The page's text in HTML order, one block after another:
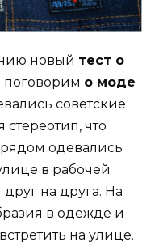
новый тест о
поговорим о моде
советские
что
одевались
в рабочей
на друга. На
в одежде и
на улице.